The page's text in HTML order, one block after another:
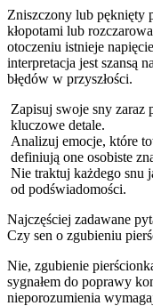
Zniszczony lub pęknięty
kłopotami lub
otoczeniu istnieje
interpretacja jest szansą
błędów w przyszłości.
Zapisuj swoje sny zaraz
kluczowe detale.
Analizuj emocje, które
definiują one osobiste
Nie traktuj każdego snu
od podświadomości.
Najczęściej zadawane
Czy sen o zgubieniu
Nie, zgubienie
sygnałem do poprawy
nieporozumienia